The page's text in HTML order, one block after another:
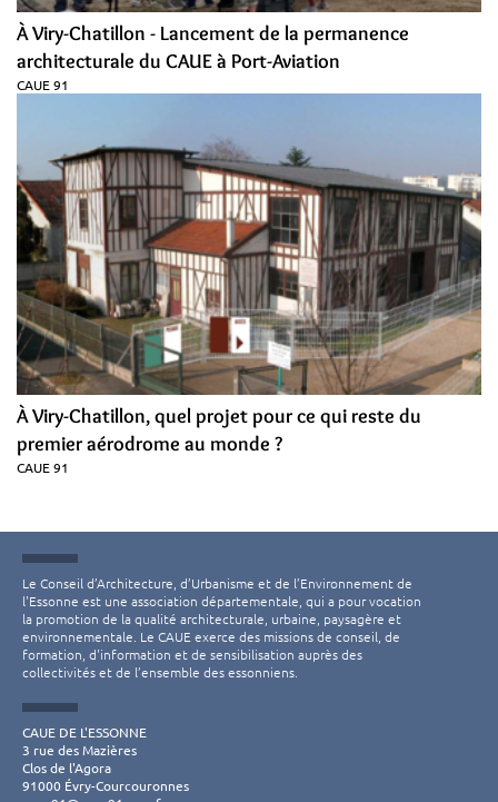
À Viry-Chatillon - Lancement de la permanence
architecturale du CAUE à Port-Aviation
CAUE 91
À Viry-Chatillon, quel projet pour ce qui reste du
premier aérodrome au monde ?
CAUE 91
Le Conseil d’Architecture, d’Urbanisme et de l’Environnement de
l'Essonne est une association départementale, qui a pour vocation
la promotion de la qualité architecturale, urbaine, paysagère et
environnementale. Le CAUE exerce des missions de conseil, de
formation, d'information et de sensibilisation auprès des
collectivités et de l’ensemble des essonniens.
CAUE DE L'ESSONNE
3 rue des Mazières
Clos de l'Agora
91000 Évry-Courcouronnes